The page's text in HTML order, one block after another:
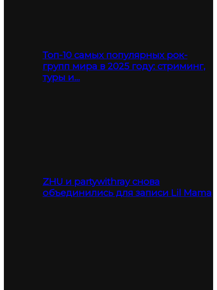
Топ-10 самых популярных рок-
групп мира в 2025 году: стриминг,
туры и…
ZHU и partywithray снова
объединились для записи Lil Mama